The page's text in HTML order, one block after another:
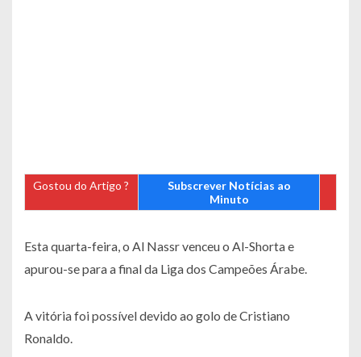
Gostou do Artigo ?
Subscrever Notícias ao
Minuto
Esta quarta-feira, o Al Nassr venceu o Al-Shorta e
apurou-se para a final da Liga dos Campeões Árabe.
A vitória foi possível devido ao golo de Cristiano
Ronaldo.